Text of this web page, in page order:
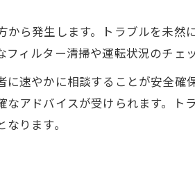
のトラブルを防ぐ定期点検の重要
メンテナンスで快適な暮らしを守
ら発生します。トラブルを未然
ィルター清掃や運転状況のチェ
速やかに相談することが安全
アドバイスが受けられます。
ります。
お問い合わせはこちら
お問い合わせはこちら